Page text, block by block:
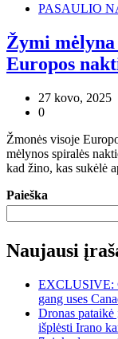
PASAULIO
Žymi mėlyna
Europos
27 kovo, 2025
0
Žmonės visoje
mėlynos spiralės
kad žino, kas sukėlė
Paieška
Naujausi
EXCLUSIVE:
gang uses
Dronas
išplėsti Irano